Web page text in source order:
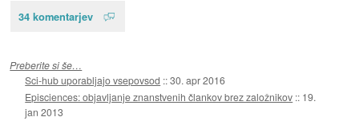
34 komentarjev
Preberite si še…
Sci-hub uporabljajo vsepovsod ::30. apr 2016
Episciences: objavljanje znanstvenih člankov brez založnikov :: 19.
jan 2013